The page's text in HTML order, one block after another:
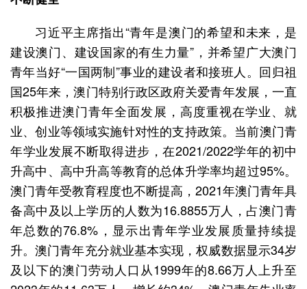
习近平主席指出“青年是澳门的希望和未来，是
建设澳门、建设国家的有生力量”，并希望广大澳门
青年当好“一国两制”事业的建设者和接班人。回归祖
国25年来，澳门特别行政区政府关爱青年发展，一直
积极推进澳门青年全面发展，高度重视在学业、就
业、创业等领域实施针对性的支持政策。当前澳门青
年学业发展不断取得进步，在2021/2022学年的初中
升高中、高中升高等教育的总体升学率均超过95%。
澳门青年受教育程度也不断提高，2021年澳门青年具
备高中及以上学历的人数为16.8855万人，占澳门青
年总数的76.8%，显示出青年学业发展质量持续提
升。澳门青年充分就业基本实现，权威数据显示34岁
及以下的澳门劳动人口从1999年的8.66万人上升至